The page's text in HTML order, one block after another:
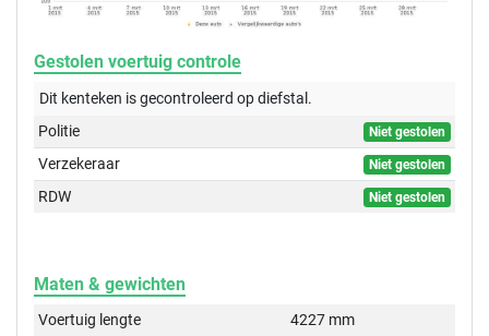
Gestolen voertuig controle
Dit kenteken is gecontroleerd opdiefstal.
Politie
Niet gestolen
Verzekeraar Niet gestolen
RDW Niet gestolen
Maten & gewichten
Voertuig lengte
4227 mm